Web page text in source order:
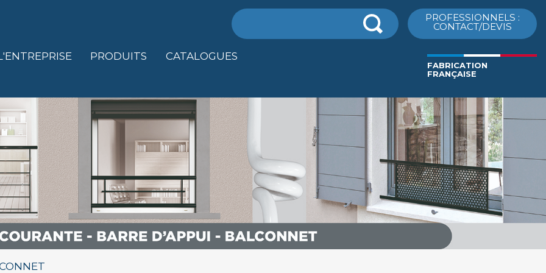
Rechercher PROFESSIONNELS :
CONTACT/DEVIS
PRODUITS CATALOGUES
FABRICATION
FRANÇAISE